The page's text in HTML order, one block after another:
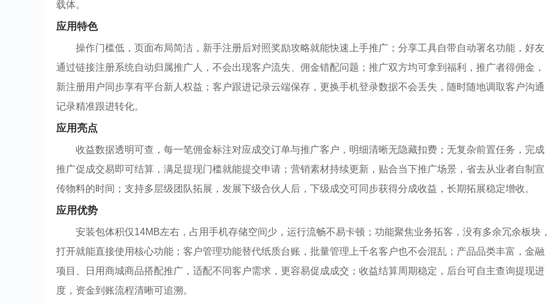
载体。
应用特色
操作门槛低，页面布局简洁，新手注册后对照奖励攻略就能快速上手推广；分享工具自带自动署名功能，好友
通过链接注册系统自动归属推广人，不会出现客户流失、佣金错配问题；推广双方均可拿到福利，推广者得佣金，
新注册用户同步享有平台新人权益；客户跟进记录云端保存，更换手机登录数据不会丢失，随时随地调取客户沟通
记录精准跟进转化。
应用亮点
收益数据透明可查，每一笔佣金标注对应成交订单与推广客户，明细清晰无隐藏扣费；无复杂前置任务，完成
推广促成交易即可结算，满足提现门槛就能提交申请；营销素材持续更新，贴合当下推广场景，省去从业者自制宣
传物料的时间；支持多层级团队拓展，发展下级合伙人后，下级成交可同步获得分成收益，长期拓展稳定增收。
应用优势
安装包体积仅14MB左右，占用手机存储空间少，运行流畅不易卡顿；功能聚焦业务拓客，没有多余冗余板块，
打开就能直接使用核心功能；客户管理功能替代纸质台账，批量管理上千名客户也不会混乱；产品品类丰富，金融
项目、日用商城商品搭配推广，适配不同客户需求，更容易促成成交；收益结算周期稳定，后台可自主查询提现进
度，资金到账流程清晰可追溯。